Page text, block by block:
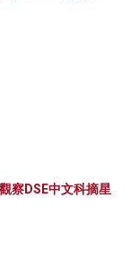
察DSE中文科摘星